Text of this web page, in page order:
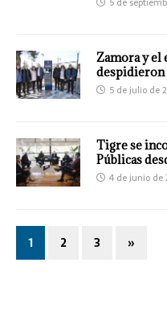
Zamora y el
despidieron
5 de julio de
Tigre se
Públicas
4 de junio de
1 2 3 »